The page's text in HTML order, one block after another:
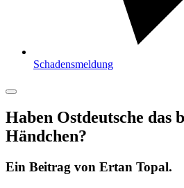
Schadensmeldung
Haben Ostdeutsche das
Händchen?
Ein Beitrag von Ertan Topal.